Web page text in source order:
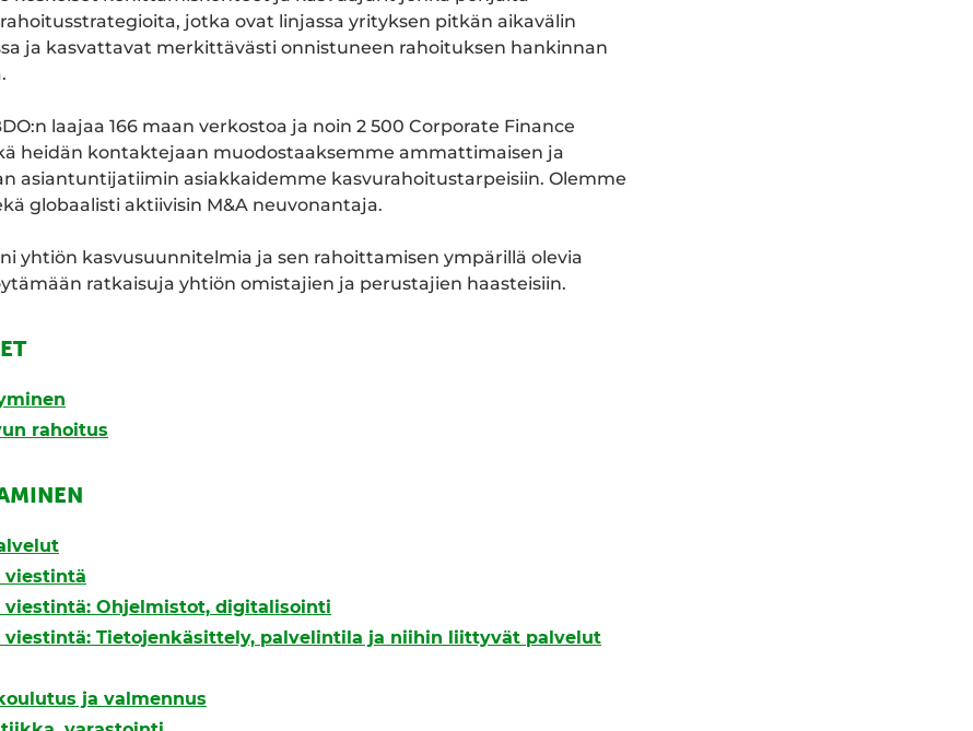
jotka ovat linjassa yrityksen pitkän aikavälin
ja kasvattavat merkittävästi onnistuneen rahoituksen hankinnan
laajaa 166 maan verkostoa ja noin 2 500 Corporate Finance
heidän kontaktejaan muodostaaksemme ammattimaisen ja
asiantuntijatiimin asiakkaidemme kasvurahoitustarpeisiin. Olemme
globaalisti aktiivisin M&A neuvonantaja.
yhtiön kasvusuunnitelmia ja sen rahoittamisen ympärillä olevia
ratkaisuja yhtiön omistajien ja perustajien haasteisiin.
rahoitus
viestintä
viestintä: Ohjelmistot, digitalisointi
viestintä: Tietojenkäsittely, palvelintila ja niihin liittyvät palvelut
ja valmennus